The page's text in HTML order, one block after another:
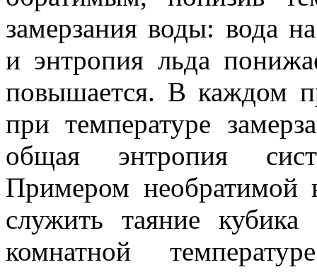
замерзания воды: вода
и энтропия льда
повышается. В каждом
при температуре
общая энтропия
Примером необратимой
служить таяние
комнатной